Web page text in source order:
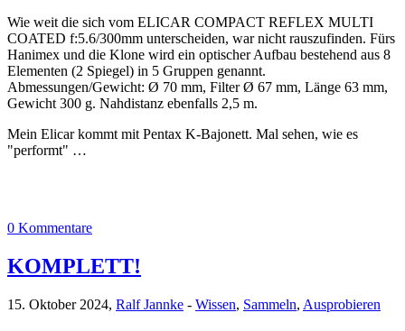
Wie weit die sich vom ELICAR COMPACT REFLEX MULTI
COATED f:5.6/300mm unterscheiden, war nicht rauszufinden. Fürs
Hanimex und die Klone wird ein optischer Aufbau bestehend aus 8
Elementen (2 Spiegel) in 5 Gruppen genannt.
Abmessungen/Gewicht: Ø 70 mm, Filter Ø 67 mm, Länge 63 mm,
Gewicht 300 g. Nahdistanz ebenfalls 2,5 m.
Mein Elicar kommt mit Pentax K-Bajonett. Mal sehen, wie es
"performt" …
0 Kommentare
KOMPLETT!
15. Oktober 2024, Ralf Jannke - Wissen, Sammeln, Ausprobieren